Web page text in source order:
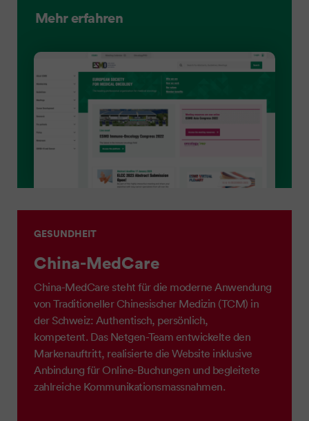
Mehr erfahren
GESUNDHEIT
China-MedCare
China-MedCare steht für die moderne Anwendung
von Traditioneller Chinesischer Medizin (TCM) in
der Schweiz: Authentisch, persönlich,
kompetent. Das Netgen-Team entwickelte den
Markenauftritt, realisierte die Website inklusive
Anbindung für Online-Buchungen und begleitete
zahlreiche Kommunikationsmassnahmen.